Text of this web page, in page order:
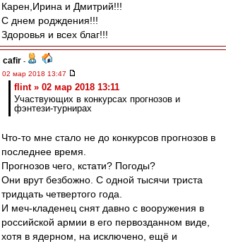
Карен,Ирина и Дмитрий!!!
С днем родждения!!!
Здоровья и всех благ!!!
cafir -
02 мар 2018 13:47
flint » 02 мар 2018 13:11
Участвующих в конкурсах прогнозов и
фэнтези-турнирах
Что-то мне стало не до конкурсов прогнозов в
последнее время.
Прогнозов чего, кстати? Погоды?
Они врут безбожно. С одной тысячи триста
тридцать четвертого года.
И меч-кладенец снят давно с вооружения в
российской армии в его первозданном виде,
хотя в ядерном, на исключено, ещё и